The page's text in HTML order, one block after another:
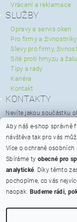
Vrácení a reklamace
SLUŽBY
Opravy a servis oken
Pro firmy a živnostníky
Slevy pro firmy,
Sítě proti hmyzu a
Tipy a rady
Kariéra
Kontakt
KONTAKTY
Nevíte jakou součástku
servis@spravaoken.cz
+420 723 079 731
info@spravaoken.cz
+420 608 511 355
Hodnocení obchodu
Na bateriích 475/23,
Otevírací doba
Aby náš e-shop správně
návštěva tak pro vás
Více o ochraně osobních
Sbíráme ty obecné pro
analytické. Díky těmto
pochopíme, co vás
naopak. Budeme rádi,